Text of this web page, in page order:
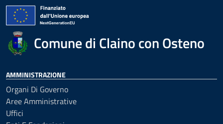
Comune di Claino con Osteno
AMMINISTRAZIONE
Organi Di Governo
Aree Amministrative
Uffici